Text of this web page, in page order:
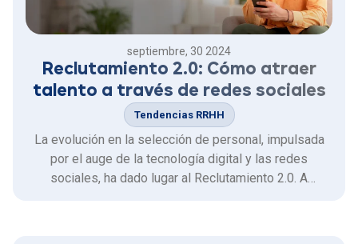
septiembre, 30 2024
Reclutamiento 2.0: Cómo atraer
talento a través de redes sociales
Tendencias RRHH
La evolución en la selección de personal, impulsada
por el auge de la tecnología digital y las redes
sociales, ha dado lugar al Reclutamiento 2.0. A